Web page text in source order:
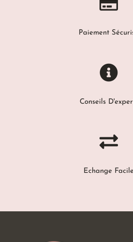
Paiement
Conseils
Echange Facile